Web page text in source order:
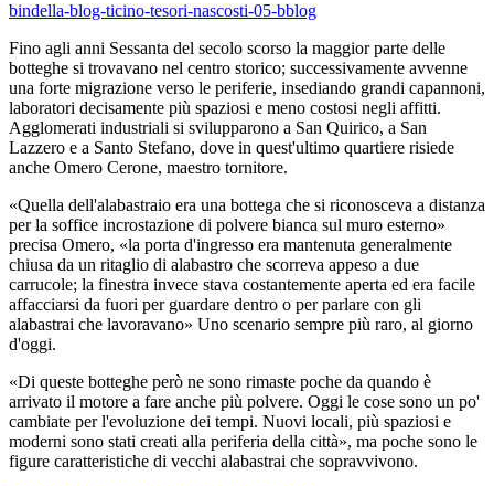
bindella-blog-ticino-tesori-nascosti-05-bblog
Fino agli anni Sessanta del secolo scorso la maggior parte delle
botteghe si trovavano nel centro storico; successivamente avvenne
una forte migrazione verso le periferie, insediando grandi capannoni,
laboratori decisamente più spaziosi e meno costosi negli affitti.
Agglomerati industriali si svilupparono a San Quirico, a San
Lazzero e a Santo Stefano, dove in quest'ultimo quartiere risiede
anche Omero Cerone, maestro tornitore.
«Quella dell'alabastraio era una bottega che si riconosceva a distanza
per la soffice incrostazione di polvere bianca sul muro esterno»
precisa Omero, «la porta d'ingresso era mantenuta generalmente
chiusa da un ritaglio di alabastro che scorreva appeso a due
carrucole; la finestra invece stava costantemente aperta ed era facile
affacciarsi da fuori per guardare dentro o per parlare con gli
alabastrai che lavoravano» Uno scenario sempre più raro, al giorno
d'oggi.
«Di queste botteghe però ne sono rimaste poche da quando è
arrivato il motore a fare anche più polvere. Oggi le cose sono un po'
cambiate per l'evoluzione dei tempi. Nuovi locali, più spaziosi e
moderni sono stati creati alla periferia della città», ma poche sono le
figure caratteristiche di vecchi alabastrai che sopravvivono.